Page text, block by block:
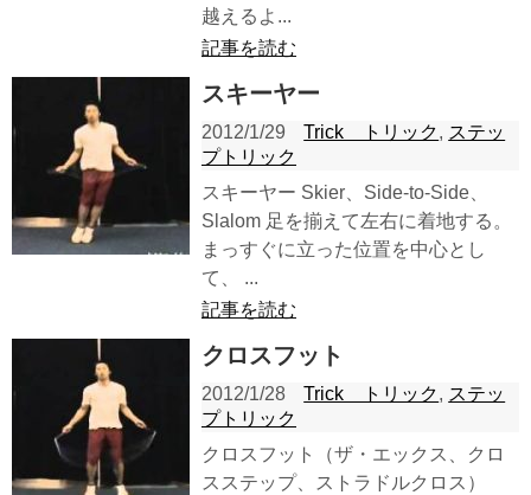
越えるよ...
記事を読む
スキーヤー
2012/1/29 Trick トリック, ステッ
プトリック
スキーヤー Skier、Side-to-Side、
Slalom 足を揃えて左右に着地する。
まっすぐに立った位置を中心とし
て、 ...
記事を読む
クロスフット
2012/1/28 Trick トリック, ステッ
プトリック
クロスフット（ザ・エックス、クロ
スステップ、ストラドルクロス）